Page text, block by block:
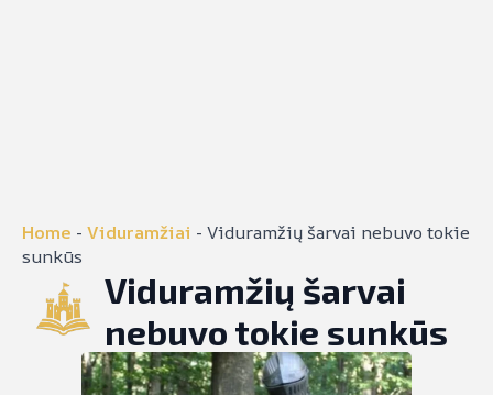
Home - Viduramžiai - Viduramžių šarvai nebuvo tokie
sunkūs
Viduramžių šarvai
nebuvo tokie sunkūs